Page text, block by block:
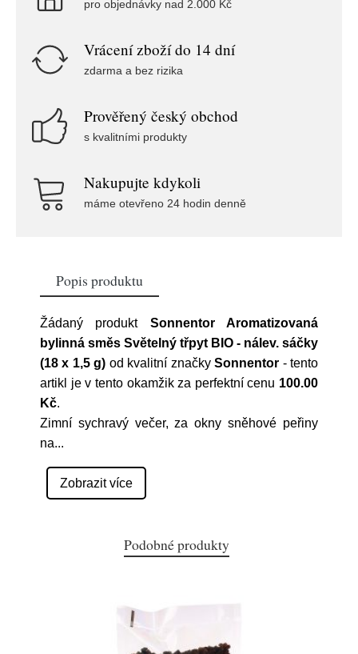
pro objednávky nad 2.000 Kč
Vrácení zboží do 14 dní
zdarma a bez rizika
Prověřený český obchod
s kvalitními produkty
Nakupujte kdykoli
máme otevřeno 24 hodin denně
Popis produktu
Žádaný produkt Sonnentor Aromatizovaná
bylinná směs Světelný třpyt BIO - nálev. sáčky
(18 x 1,5 g) od kvalitní značkySonnentor - tento
artikl je v tento okamžik za perfektní cenu 100.00
Kč.
Zimní sychravý večer, za okny sněhové peřiny
na...
Zobrazit více
Podobné produkty